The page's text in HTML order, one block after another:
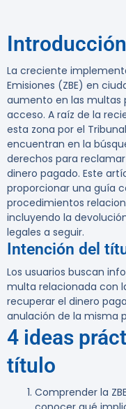
Introducción
La creciente
Emisiones (ZBE) en
aumento en las multas
acceso. A raíz de la
esta zona por el
encuentran en la
derechos para
dinero pagado. Este
proporcionar una guía
procedimientos
incluyendo la
legales a seguir.
Intención del
Los usuarios buscan
multa relacionada con
recuperar el dinero
anulación de la misma
4 ideas
título
Comprender la